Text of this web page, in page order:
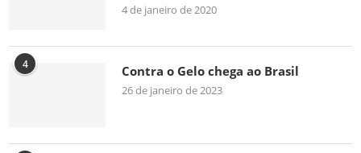
4 de janeiro de 2020
4 Contra o Gelo chega ao Brasil
26 de janeiro de 2023